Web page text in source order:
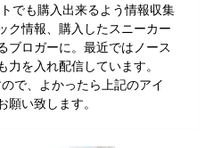
でも購入出来るよう情報収集
ク情報、購入したスニーカー
ブロガーに。最近ではノース
力を入れ配信しています。
で、よかったら上記のアイ
い致します。